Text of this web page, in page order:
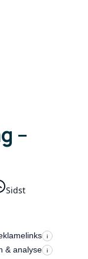
–
Sidst
i
& analyse i